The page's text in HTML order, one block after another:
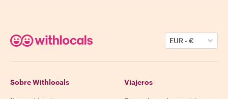
EUR-€
Sobre Withlocals Viajeros